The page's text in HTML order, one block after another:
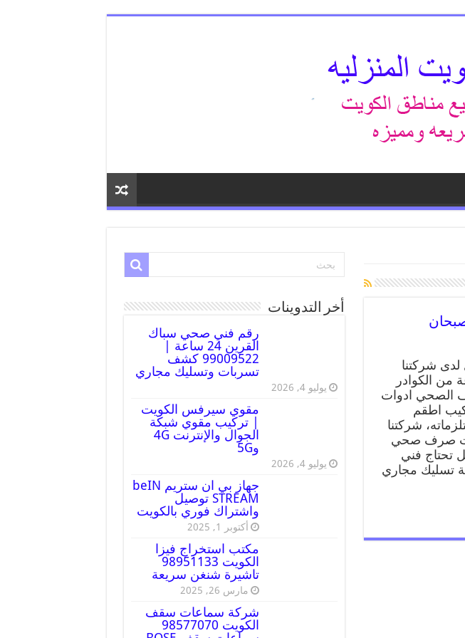
شركتنا
من الكوادر
الصحي ادوات
اطقم
شركتنا
صرف صحي
فني
تسليك مجاري
أخر التدوينات
رقم فني صحي سباك
القرين 24 ساعة |
99009522 كشف
تسربات وتسليك مجاري
يوليو 4, 2026
مقوي سيرفس الكويت
| تركيب مقوي شبكة
الجوال والإنترنت 4G
و5G
يوليو 4, 2026
جهاز بي ان ستريم beIN
STREAM توصيل
واشتراك فوري بالكويت
أكتوبر 1, 2025
مكتب استخراج فيزا
الكويت 98951133
تاشيرة شنغن سريعة
مارس 26, 2025
شركة سماعات سقف
الكويت 98577070